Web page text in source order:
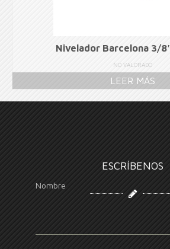
Nivelador Barcelona 3/
NO VALORADO
LEER MÁS
ESCRÍBENOS
Nombre